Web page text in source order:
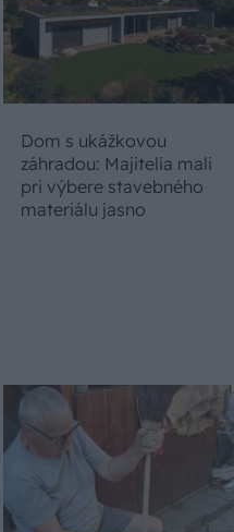
Dom s ukážkovou
záhradou: Majitelia mali
pri výbere stavebného
materiálu jasno